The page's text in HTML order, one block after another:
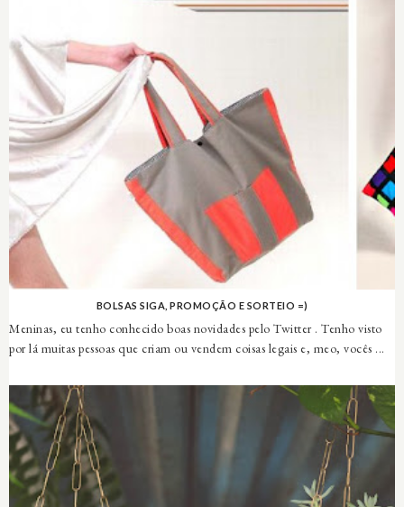
BOLSAS SIGA, PROMOÇÃO E SORTEIO =)
Meninas, eu tenho conhecido boas novidades pelo Twitter . Tenho visto
por lá muitas pessoas que criam ou vendem coisas legais e, meo, vocês ...